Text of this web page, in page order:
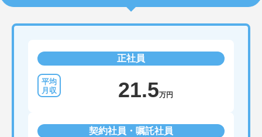
正社員
21.5万円
契約社員・嘱託社員